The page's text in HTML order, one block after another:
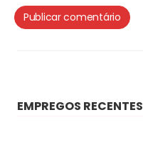
EMPREGOS RECENTES